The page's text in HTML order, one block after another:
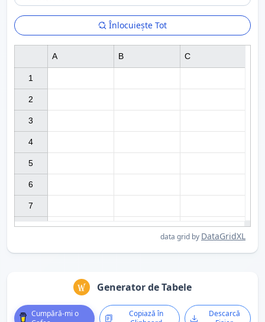
Înlocuiește Tot
1
2
3
4
5
6
7
A B C
data grid by DataGridXL
Generator de Tabele
Cumpără-mi o
Copiază în
Descarcă